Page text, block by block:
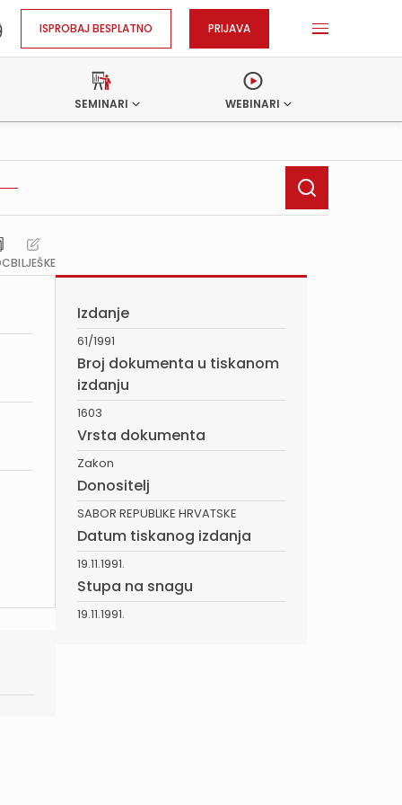
ISPROBAJ BESPLATNO PRIJAVA
SEMINARI WEBINARI
BILJEŠKE
Izdanje
61/1991
Broj dokumenta u tiskanom
izdanju
1603
Vrsta dokumenta
Zakon
Donositelj
SABOR REPUBLIKE HRVATSKE
Datum tiskanog izdanja
19.11.1991.
Stupa na snagu
19.11.1991.